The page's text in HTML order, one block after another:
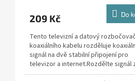
209 Kč Do
Tento televizní a datový rozbočovač
koaxiálního kabelu rozděluje
signál na dvě stabilní připojení pro
televizor a internet.Rozdělte signál
síťového kabelu do...